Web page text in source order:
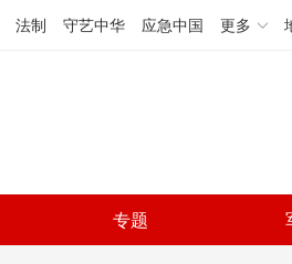
法制 守艺中华 应急中国 更多
专题